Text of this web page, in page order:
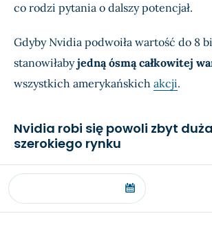
co rodzi pytania o dalszy potencjał.
Gdyby Nvidia podwoiła wartość do 8
stanowiłabyjedną ósmą całkowitej
wszystkich amerykańskich akcji.
Nvidia robi się powoli zbyt
szerokiego rynku